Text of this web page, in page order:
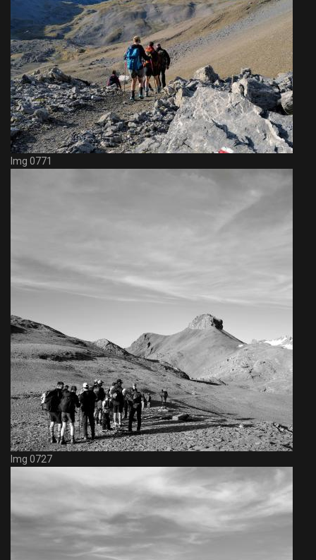
Img 0771
Img 0727